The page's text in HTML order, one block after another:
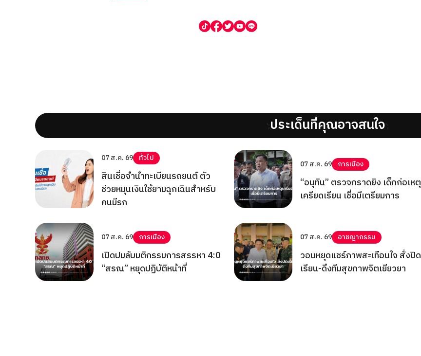
';ประเด็นที่คุณอาจสนใจ';
07 ส.ค. 69 ทั่วไป
สินเชื่อจำนำทะเบียนรถยนต์ ตัว
ช่วยหมุนเงินใช้ยามฉุกเฉินสำหรับ
คนมีรถ
07 ส.ค. 69 การเมือง
“อนุทิน” ตรวจกราดยิง เด็กก่อเหตุ
เครียดเรียน เชื่อมีเตรียมการ
07 ส.ค. 69 การเมือง
เปิดปมลับมติกรรมการสรรหา 4:0
“สรณ” หยุดปฏิบัติหน้าที่
07 ส.ค. 69 อาชญากรรม
วอนหยุดแชร์ภาพสะเทือนใจ สั่งปิด
เรียน-ดึงทีมสุขภาพจิตเยียวยา